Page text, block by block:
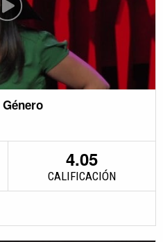
4.05
CALIFICACIÓN